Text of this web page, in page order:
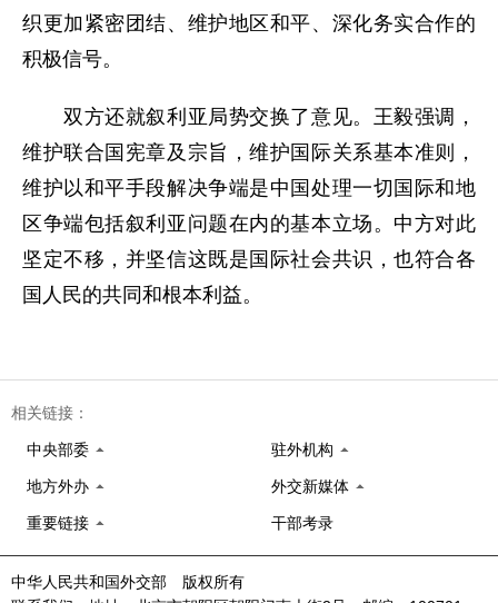
织更加紧密团结、维护地区和平、深化务实合作的
积极信号。
双方还就叙利亚局势交换了意见。王毅强调，
维护联合国宪章及宗旨，维护国际关系基本准则，
维护以和平手段解决争端是中国处理一切国际和地
区争端包括叙利亚问题在内的基本立场。中方对此
坚定不移，并坚信这既是国际社会共识，也符合各
国人民的共同和根本利益。
相关链接：
中央部委 驻外机构
地方外办 外交新媒体
重要链接 干部考录
中华人民共和国外交部 版权所有